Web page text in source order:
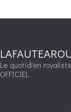
Le quotidien
OFFICIEL